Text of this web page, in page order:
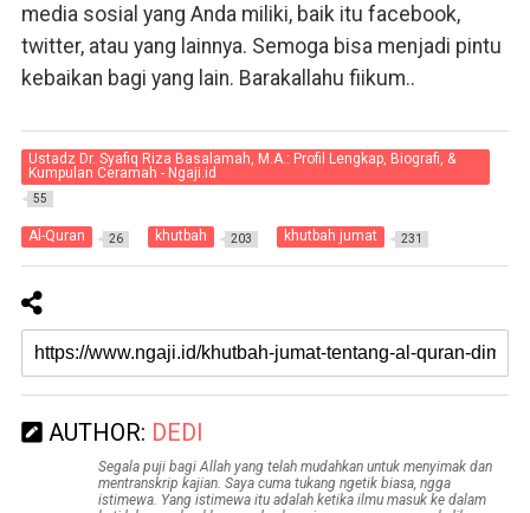
media sosial yang Anda miliki, baik itu facebook,
twitter, atau yang lainnya. Semoga bisa menjadi pintu
kebaikan bagi yang lain. Barakallahu fiikum..
Ustadz Dr. Syafiq Riza Basalamah, M.A.: Profil Lengkap, Biografi, &
Kumpulan Ceramah - Ngaji.id
55
Al-Quran 26 khutbah 203 khutbah jumat 231
AUTHOR: DEDI
Segala puji bagi Allah yang telah mudahkan untuk menyimak dan
mentranskrip kajian. Saya cuma tukang ngetik biasa, ngga
istimewa. Yang istimewa itu adalah ketika ilmu masuk ke dalam